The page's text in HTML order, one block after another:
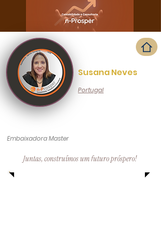
Susana Neves
Portugal
Embaixadora Master
Juntas, construímos um futuro próspero!